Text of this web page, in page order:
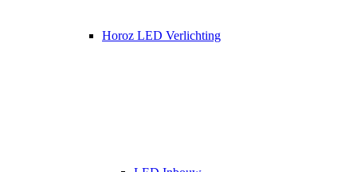
Horoz LED Verlichting